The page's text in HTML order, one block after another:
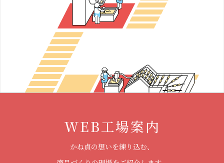
WEB工場案内
かね貞の想いを練り込む、